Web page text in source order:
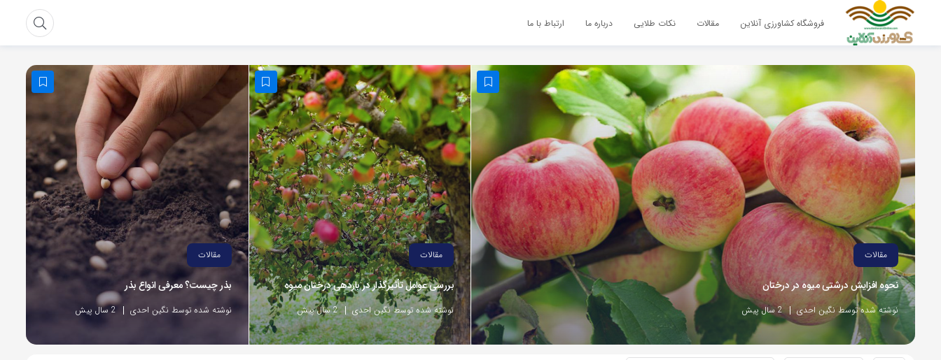
فروشگاه کشاورزی آنلاین مقالات نکات طلایی درباره ما ارتباط با ما
مقالات
نحوه افزایش درشتی میوه در درختان
نوشته شده توسط نگین احدی 2 سال پیش
مقالات
بررسی عوامل تأثیرگذار در باردهی درختان میوه
نوشته شده توسط نگین احدی 2 سال پیش
مقالات
بذر چیست؟ معرفی انواع بذر
نوشته شده توسط نگین احدی 2 سال پیش